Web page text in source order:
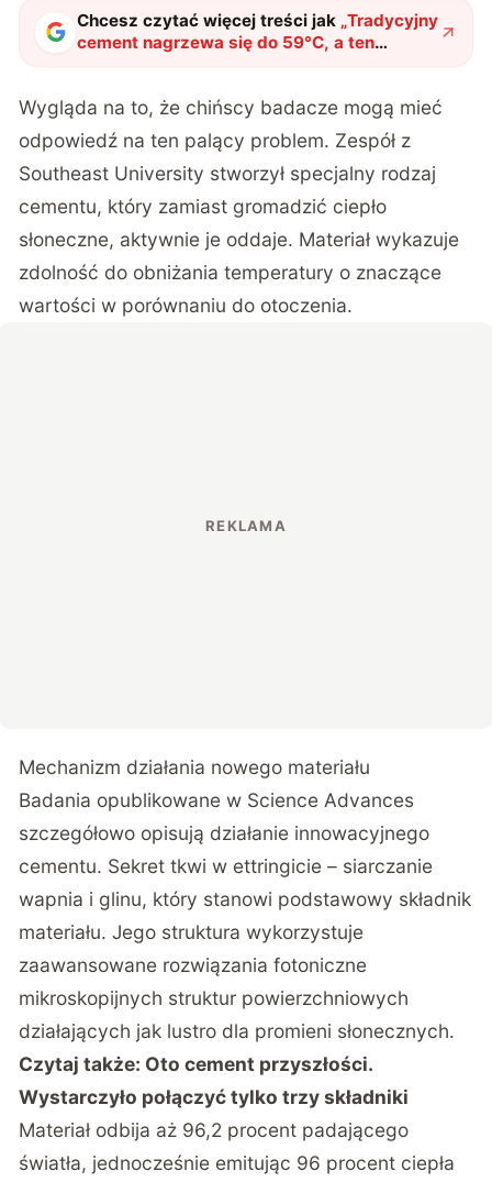
Chcesz czytać więcej treści jak „Tradycyjny
cement nagrzewa się do 59°C, a ten
pozostaje zimny. Chińscy naukowcy
Wygląda na to, że chińscy badacze mogą mieć
odpowiedź na ten palący problem. Zespół z
Southeast University stworzył specjalny rodzaj
cementu, który zamiast gromadzić ciepło
słoneczne, aktywnie je oddaje. Materiał wykazuje
zdolność do obniżania temperatury o znaczące
wartości w porównaniu do otoczenia.
Mechanizm działania nowego materiału
Badania opublikowane w Science Advances
szczegółowo opisują działanie innowacyjnego
cementu. Sekret tkwi w ettringicie – siarczanie
wapnia i glinu, który stanowi podstawowy składnik
materiału. Jego struktura wykorzystuje
zaawansowane rozwiązania fotoniczne
mikroskopijnych struktur powierzchniowych
działających jak lustro dla promieni słonecznych.
Czytaj także: Oto cement przyszłości.
Wystarczyło połączyć tylko trzy składniki
Materiał odbija aż 96,2 procent padającego
światła, jednocześnie emitując 96 procent ciepła